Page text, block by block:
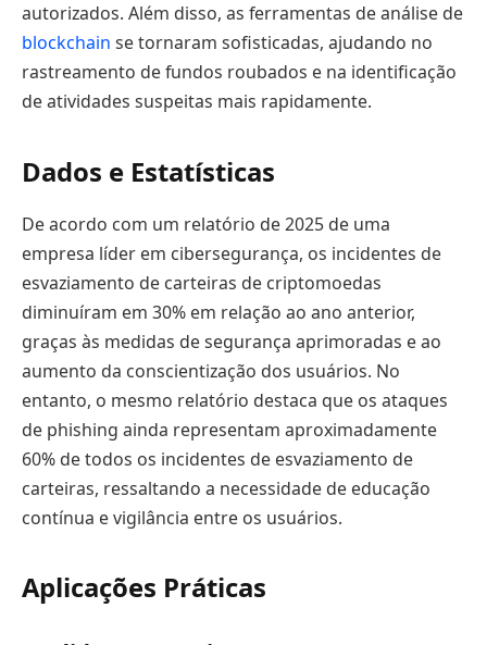
autorizados. Além disso, as ferramentas de análise de
blockchain se tornaram sofisticadas, ajudando no
rastreamento de fundos roubados e na identificação
de atividades suspeitas mais rapidamente.
Dados e Estatísticas
De acordo com um relatório de 2025 de uma
empresa líder em cibersegurança, os incidentes de
esvaziamento de carteiras de criptomoedas
diminuíram em 30% em relação ao ano anterior,
graças às medidas de segurança aprimoradas e ao
aumento da conscientização dos usuários. No
entanto, o mesmo relatório destaca que os ataques
de phishing ainda representam aproximadamente
60% de todos os incidentes de esvaziamento de
carteiras, ressaltando a necessidade de educação
contínua e vigilância entre os usuários.
Aplicações Práticas